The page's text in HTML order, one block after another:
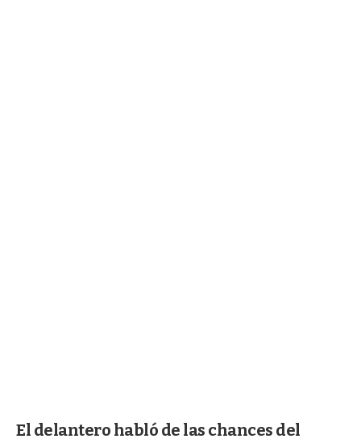
El delantero habló de las chances del